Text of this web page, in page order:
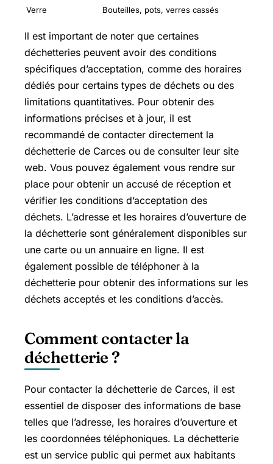
Verre
Bouteilles, pots, verres cassés
Il est important de noter que certaines
déchetteries peuvent avoir des conditions
spécifiques d’acceptation, comme des horaires
dédiés pour certains types de déchets ou des
limitations quantitatives. Pour obtenir des
informations précises et à jour, il est
recommandé de contacter directement la
déchetterie de Carces ou de consulter leur site
web. Vous pouvez également vous rendre sur
place pour obtenir un accusé de réception et
vérifier les conditions d’acceptation des
déchets. L’adresse et les horaires d’ouverture de
la déchetterie sont généralement disponibles sur
une carte ou un annuaire en ligne. Il est
également possible de téléphoner à la
déchetterie pour obtenir des informations sur les
déchets acceptés et les conditions d’accès.
Comment contacter la
déchetterie ?
Pour contacter la déchetterie de Carces, il est
essentiel de disposer des informations de base
telles que l’adresse, les horaires d’ouverture et
les coordonnées téléphoniques. La déchetterie
est un service public qui permet aux habitants